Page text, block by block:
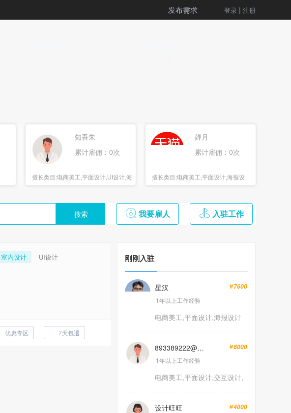
发布需求 登录 | 注册
知吾朱
累计雇佣：0次
擅长类目:电商美工,平面设计,UI设计,海
报设计
婵月
累计雇佣：0次
擅长类目:电商美工,平面设计,海报设
计,3D设计
搜索 我要雇人 入驻工作
室内设计
UI设计
优惠专区 7天包退
刚刚入驻
星汉
￥7600
1年以上工作经验
电商美工,平面设计,海报设计
893389222@qq.com
￥6000
1年以上工作经验
电商美工,平面设计,交互设计,
设计旺旺
￥4000